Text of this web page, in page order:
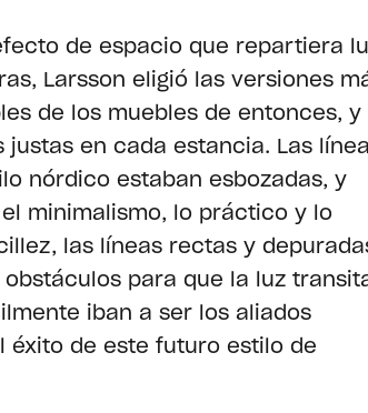
de espacio que repartiera
Larsson eligió las versiones
de los muebles de entonces, y
justas en cada estancia. Las
nórdico estaban esbozadas, y
minimalismo, lo práctico y lo
las líneas rectas y
para que la luz
iban a ser los aliados
éxito de este futuro estilo de